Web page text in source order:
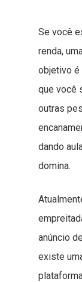
Se você
renda,
objetivo é
que você
outras
dando
domina.
anúncio
existe